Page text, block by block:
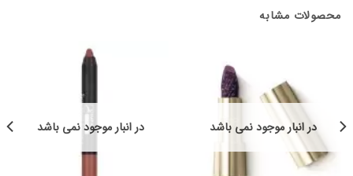
محصولات مشابه
در انبار موجود نمی باشد در انبار موجود نمی باشد